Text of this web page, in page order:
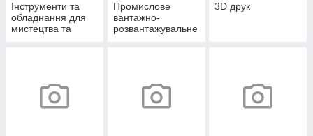
Інструменти та
обладнання для
мистецтва та
Промислове
вантажно-
розвантажувальне
3D друк